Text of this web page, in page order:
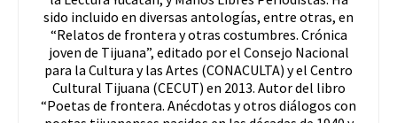
sido incluido en diversas antologías, entre otras, en
“Relatos de frontera y otras costumbres. Crónica
joven de Tijuana”, editado por el Consejo Nacional
para la Cultura y las Artes (CONACULTA) y el Centro
Cultural Tijuana (CECUT) en 2013. Autor del libro
“Poetas de frontera. Anécdotas y otros diálogos con